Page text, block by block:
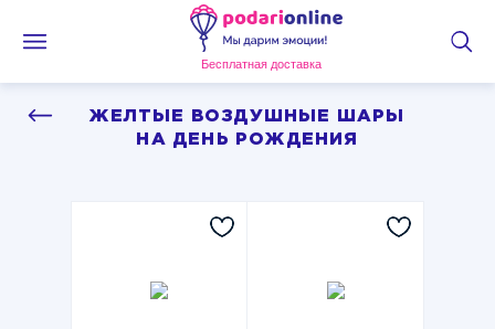
Бесплатная доставка
ЖЕЛТЫЕ ВОЗДУШНЫЕ ШАРЫ
НА ДЕНЬ РОЖДЕНИЯ